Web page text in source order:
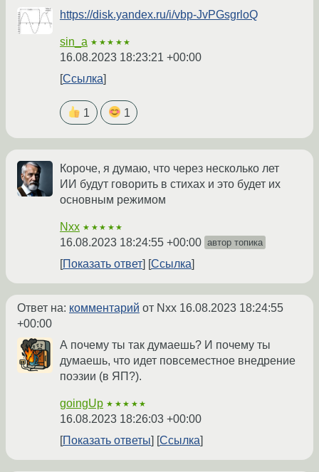
https://disk.yandex.ru/i/vbp-JvPGsgrloQ
sin_a ★★★★★
16.08.2023 18:23:21 +00:00
Ссылка
1 1
Короче, я думаю, что через несколько лет
ИИ будут говорить в стихах и это будет их
основным режимом
Nxx ★★★★★
16.08.2023 18:24:55 +00:00 автор топика
Показать ответ Ссылка
Ответ на: комментарий от Nxx 16.08.2023 18:24:55
+00:00
А почему ты так думаешь? И почему ты
думаешь, что идет повсеместное внедрение
поэзии (в ЯП?).
goingUp ★★★★★
16.08.2023 18:26:03 +00:00
Показать ответы
Ссылка